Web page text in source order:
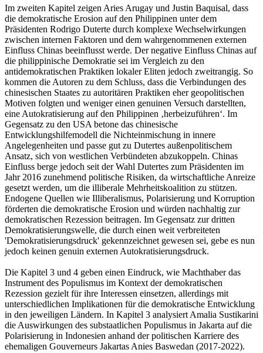
Im zweiten Kapitel zeigen Aries Arugay und Justin Baquisal, dass
die demokratische Erosion auf den Philippinen unter dem
Präsidenten Rodrigo Duterte durch komplexe Wechselwirkungen
zwischen internen Faktoren und dem wahrgenommenen externen
Einfluss Chinas beeinflusst werde. Der negative Einfluss Chinas auf
die philippinische Demokratie sei im Vergleich zu den
antidemokratischen Praktiken lokaler Eliten jedoch zweitrangig. So
kommen die Autoren zu dem Schluss, dass die Verbindungen des
chinesischen Staates zu autoritären Praktiken eher geopolitischen
Motiven folgten und weniger einen genuinen Versuch darstellten,
eine Autokratisierung auf den Philippinen ‚herbeizuführen‘. Im
Gegensatz zu den USA betone das chinesische
Entwicklungshilfemodell die Nichteinmischung in innere
Angelegenheiten und passe gut zu Dutertes außenpolitischem
Ansatz, sich von westlichen Verbündeten abzukoppeln. Chinas
Einfluss berge jedoch seit der Wahl Dutertes zum Präsidenten im
Jahr 2016 zunehmend politische Risiken, da wirtschaftliche Anreize
gesetzt werden, um die illiberale Mehrheitskoalition zu stützen.
Endogene Quellen wie Illiberalismus, Polarisierung und Korruption
förderten die demokratische Erosion und würden nachhaltig zur
demokratischen Rezession beitragen. Im Gegensatz zur dritten
Demokratisierungswelle, die durch einen weit verbreiteten
'Demokratisierungsdruck' gekennzeichnet gewesen sei, gebe es nun
jedoch keinen genuin externen Autokratisierungsdruck.
Die Kapitel 3 und 4 geben einen Eindruck, wie Machthaber das
Instrument des Populismus im Kontext der demokratischen
Rezession gezielt für ihre Interessen einsetzen, allerdings mit
unterschiedlichen Implikationen für die demokratische Entwicklung
in den jeweiligen Ländern. In Kapitel 3 analysiert Amalia Sustikarini
die Auswirkungen des substaatlichen Populismus in Jakarta auf die
Polarisierung in Indonesien anhand der politischen Karriere des
ehemaligen Gouverneurs Jakartas Anies Baswedan (2017-2022).